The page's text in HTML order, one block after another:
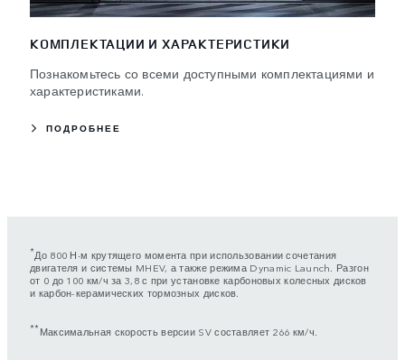
КОМПЛЕКТАЦИИ И ХАРАКТЕРИСТИКИ
Познакомьтесь со всеми доступными комплектациями и
характеристиками.
ПОДРОБНЕЕ
*До 800 Н‧м крутящего момента при использовании сочетания
двигателя и системы MHEV, а также режима Dynamic Launch. Разгон
от 0 до 100 км/ч за 3,8 с при установке карбоновых колесных дисков
и карбон-керамических тормозных дисков.
**Максимальная скорость версии SV составляет 266 км/ч.